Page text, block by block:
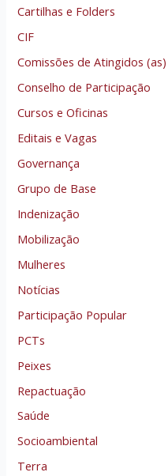
Cartilhas e Folders
CIF
Comissões de Atingidos (as)
Conselho de Participação
Cursos e Oficinas
Editais e Vagas
Governança
Grupo de Base
Indenização
Mobilização
Mulheres
Notícias
Participação Popular
PCTs
Peixes
Repactuação
Saúde
Socioambiental
Terra